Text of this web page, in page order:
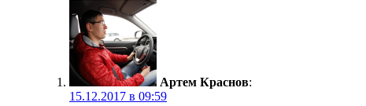
Артем Краснов:
15.12.2017 в 09:59